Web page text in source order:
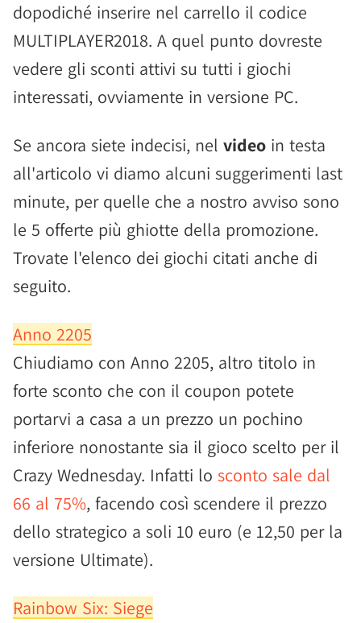
dopodiché inserire nel carrello il codice
MULTIPLAYER2018. A quel punto dovreste
vedere gli sconti attivi su tutti i giochi
interessati, ovviamente in versione PC.
Se ancora siete indecisi, nel video in testa
all'articolo vi diamo alcuni suggerimenti last
minute, per quelle che a nostro avviso sono
le 5 offerte più ghiotte della promozione.
Trovate l'elenco dei giochi citati anche di
seguito.
Anno 2205
Chiudiamo con Anno 2205, altro titolo in
forte sconto che con il coupon potete
portarvi a casa a un prezzo un pochino
inferiore nonostante sia il gioco scelto per il
Crazy Wednesday. Infatti lo sconto sale dal
66 al 75%, facendo così scendere il prezzo
dello strategico a soli 10 euro (e 12,50 per la
versione Ultimate).
Rainbow Six: Siege